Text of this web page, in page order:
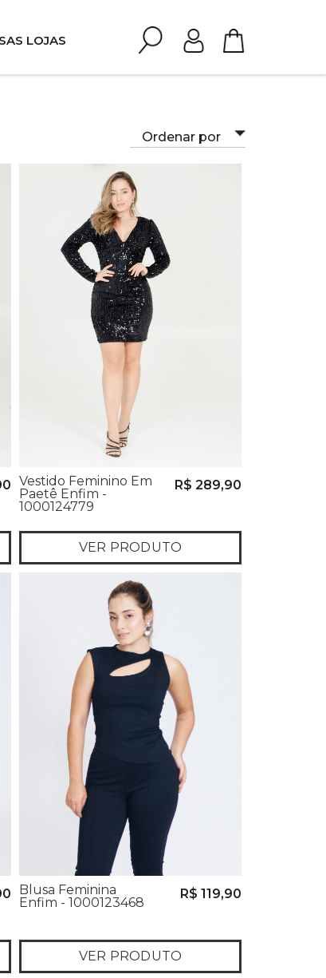
LOJAS
Ordenar por
Vestido Feminino Em
Paetê Enfim -
1000124779
R$ 289,90
VER PRODUTO
Blusa Feminina
Enfim - 1000123468
R$ 119,90
VER PRODUTO